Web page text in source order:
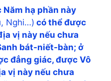
hạ phần này
Nghi…) có thể được
vị này nếu chưa
bát-niết-bàn; ở
đẳng giác, được Vô
vị này nếu chưa